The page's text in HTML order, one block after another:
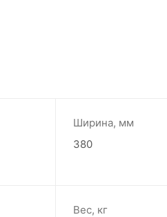
Ширина, мм
380
Вес, кг